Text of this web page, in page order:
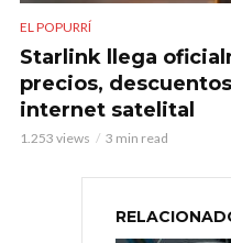
EL POPURRÍ
Starlink llega
precios,
internet satelital
1.253 views 3 min read